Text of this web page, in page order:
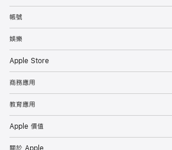
帳號
娛樂
Apple Store
商務應用
教育應用
Apple 價值
關於 Apple